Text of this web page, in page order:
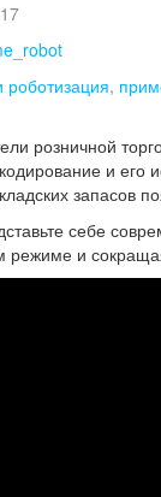
роботизация,
розничной
и его
запасов
себе
режиме и